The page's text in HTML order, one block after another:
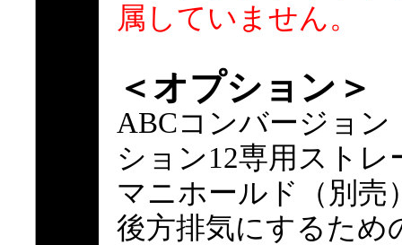
属していません。
＜オプション＞
ABCコンバージョン
ション12専用ストレ
マニホールド（別売
後方排気にするため